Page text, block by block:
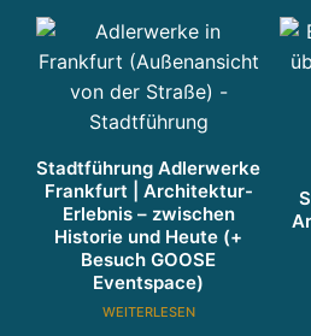
Stadtführung Adlerwerke
Frankfurt | Architektur-
Erlebnis – zwischen
Historie und Heute (+
Besuch GOOSE
Eventspace)
WEITERLESEN